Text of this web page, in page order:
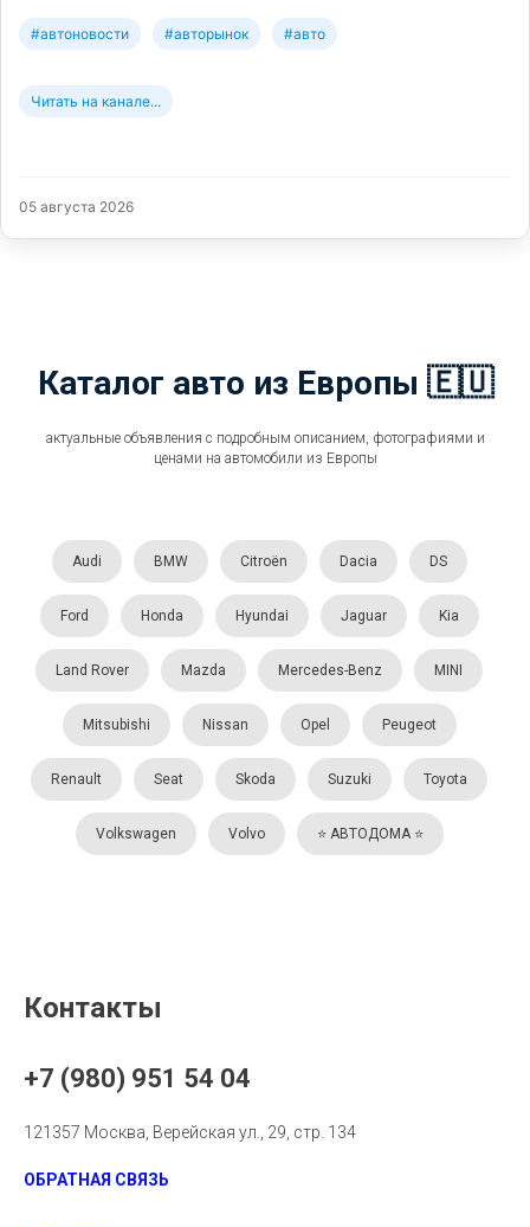
#автоновости #авторынок #авто
Читать на канале...
05 августа 2026
Каталог авто из Европы 🇪🇺
актуальные объявления с подробным описанием, фотографиями и
ценами на автомобили из Европы
Audi BMW Citroën Dacia DS
Ford Honda Hyundai Jaguar Kia
Land Rover Mazda Mercedes-Benz MINI
Mitsubishi Nissan Opel Peugeot
Renault Seat Skoda Suzuki Toyota
Volkswagen Volvo ⭐️ АВТОДОМА ⭐️
Контакты
+7 (980) 951 54 04
121357 Москва, Верейская ул., 29, стр. 134
ОБРАТНАЯ СВЯЗЬ